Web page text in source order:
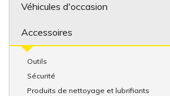
Véhicules d'occasion
Accessoires
Outils
Sécurité
Produits de nettoyage et lubrifiants